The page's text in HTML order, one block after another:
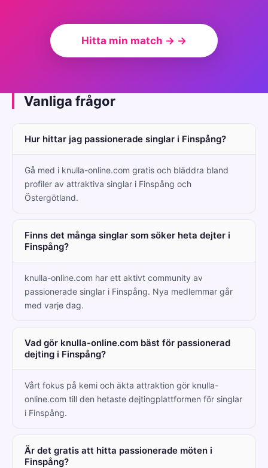
Hitta min match → →
Vanliga frågor
Hur hittar jag passionerade singlar i Finspång?
Gå med i knulla-online.com gratis och bläddra bland
profiler av attraktiva singlar i Finspång och
Östergötland.
Finns det många singlar som söker heta dejter i
Finspång?
knulla-online.com har ett aktivt community av
passionerade singlar i Finspång. Nya medlemmar går
med varje dag.
Vad gör knulla-online.com bäst för passionerad
dejting i Finspång?
Vårt fokus på kemi och äkta attraktion gör knulla-
online.com till den hetaste dejtingplattformen för singlar
i Finspång.
Är det gratis att hitta passionerade möten i
Finspång?